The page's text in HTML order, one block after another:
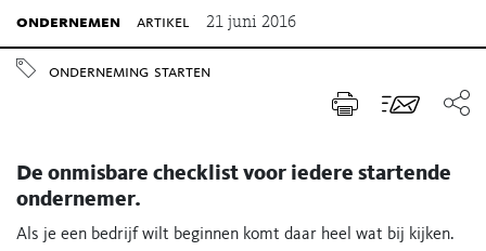
ondernemen artikel 21 juni 2016
onderneming starten
De onmisbare checklist voor iedere startende
ondernemer.
Als je een bedrijf wilt beginnen komt daar heel wat bij kijken.